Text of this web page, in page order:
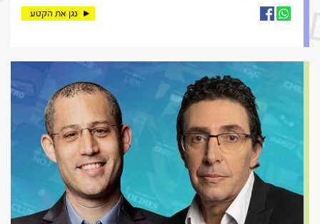
נגן את הקטע